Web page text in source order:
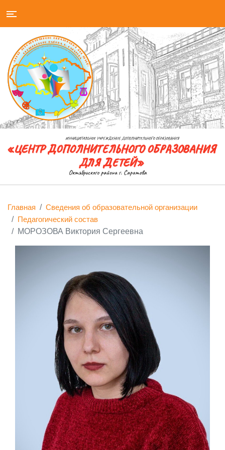
Главная
Сведения об образовательной организации
Педагогический состав
МОРОЗОВА Виктория Сергеевна